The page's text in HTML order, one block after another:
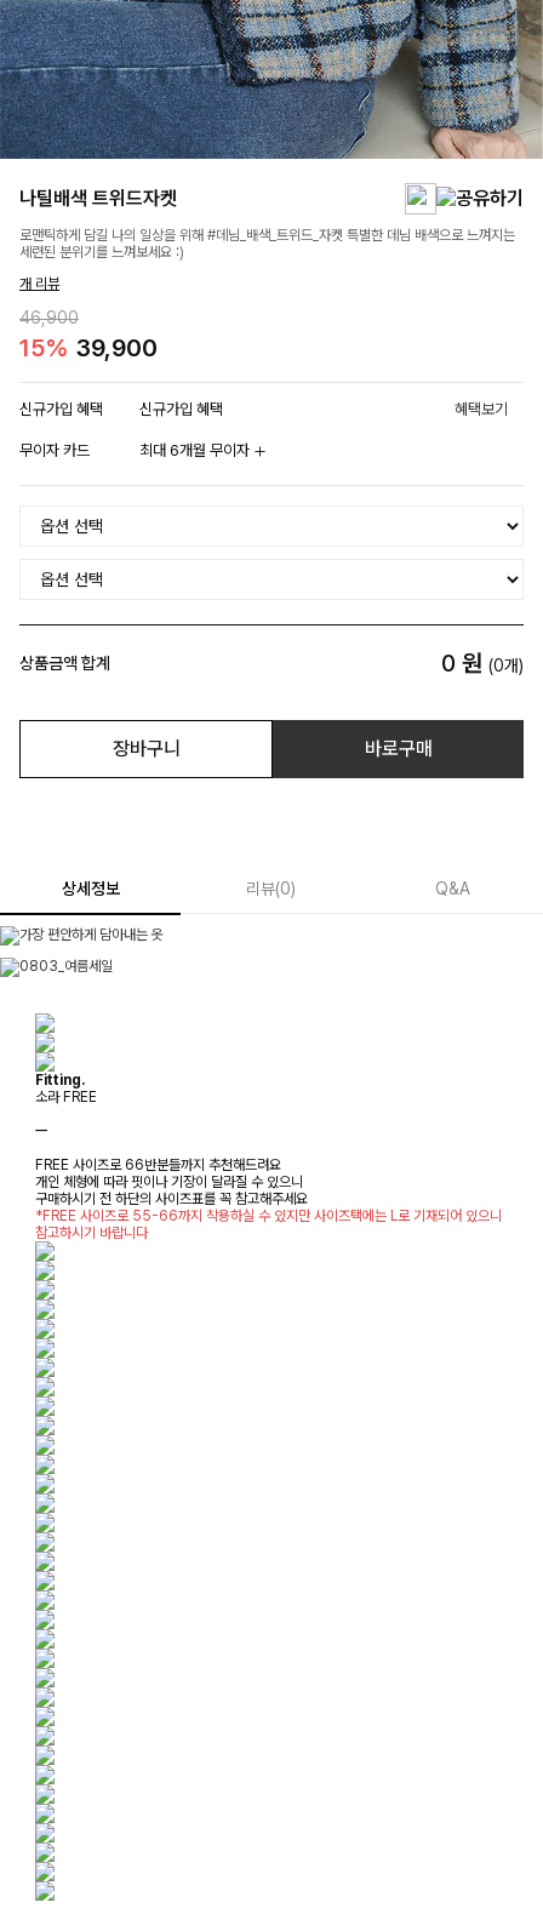
나틸배색 트위드자켓
로맨틱하게 담길 나의 일상을 위해 #데님_배색_트위드_자켓 특별한 데님 배색으로 느껴지는
세련된 분위기를 느껴보세요 :)
개 리뷰
46,900
15% 39,900
신규가입 혜택 신규가입 혜택 혜택보기
무이자 카드 최대 6개월 무이자
상품금액 합계 0 원 (0개)
장바구니 바로구매
상세정보 리뷰(0) Q&A
Fitting.
소라 FREE
ㅡ
FREE 사이즈로 66반분들까지 추천해드려요
개인 체형에 따라 핏이나 기장이 달라질 수 있으니
구매하시기 전 하단의 사이즈표를 꼭 참고해주세요
*FREE 사이즈로 55-66까지 착용하실 수 있지만 사이즈택에는 L로 기재되어 있으니
참고하시기 바랍니다